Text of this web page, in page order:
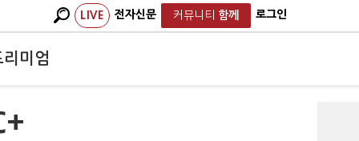
LIVE 전자신문 커뮤니티 함께 로그인
리미엄